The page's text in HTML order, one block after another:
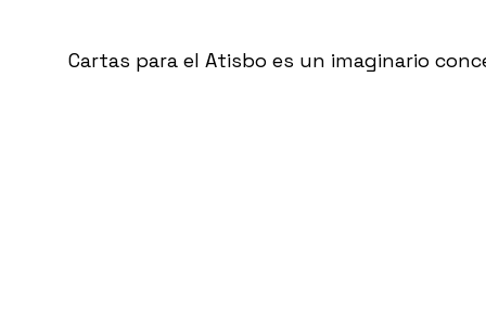
Cartas para el Atisbo es un imaginario